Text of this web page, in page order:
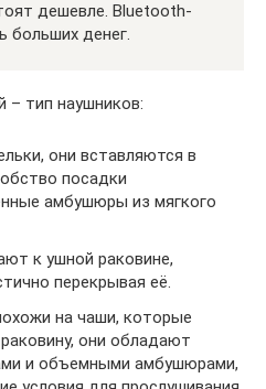
дешевле. Bluetooth-
больших денег.
– тип наушников:
они вставляются в
посадки
амбушюры из мягкого
к ушной раковине,
перекрывая её.
на чаши, которые
они обладают
и объемными амбушюрами,